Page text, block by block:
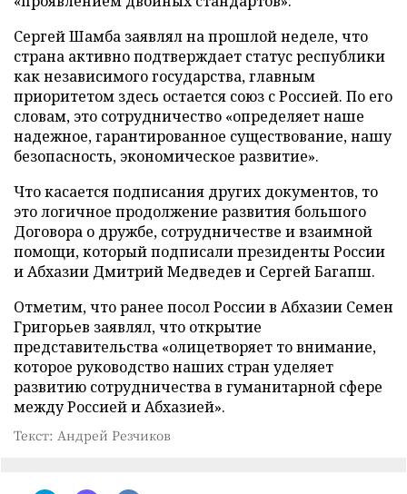
Сергей Шамба заявлял на прошлой неделе, что
страна активно подтверждает статус республики
как независимого государства, главным
приоритетом здесь остается союз с Россией. По его
словам, это сотрудничество «определяет наше
надежное, гарантированное существование, нашу
безопасность, экономическое развитие».
Что касается подписания других документов, то
это логичное продолжение развития большого
Договора о дружбе, сотрудничестве и взаимной
помощи, который подписали президенты России
и Абхазии Дмитрий Медведев и Сергей Багапш.
Отметим, что ранее посол России в Абхазии Семен
Григорьев заявлял, что открытие
представительства «олицетворяет то внимание,
которое руководство наших стран уделяет
развитию сотрудничества в гуманитарной сфере
между Россией и Абхазией».
Текст: Андрей Резчиков